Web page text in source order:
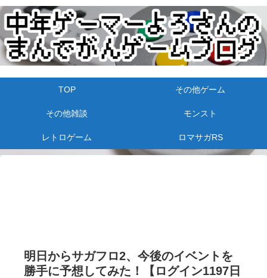
TOP その他ゲーム
その他雑談 モンスト
レトロゲーム ロマサガRS
明日からサガフロ2、今後のイベントを
勝手に予想してみた！【ログイン1197日